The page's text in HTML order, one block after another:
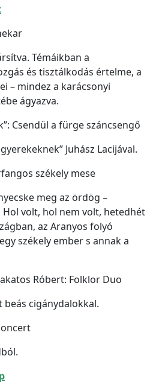
Témáikban a
és tisztálkodás értelme, a
– mindez a karácsonyi
ágyazva.
Csendül a fürge száncsengő
Juhász Lacijával.
székely mese
meg az ördög –
volt, hol nem volt, hetedhét
az Aranyos folyó
székely ember s annak a
Róbert: Folklor Duo
cigánydalokkal.